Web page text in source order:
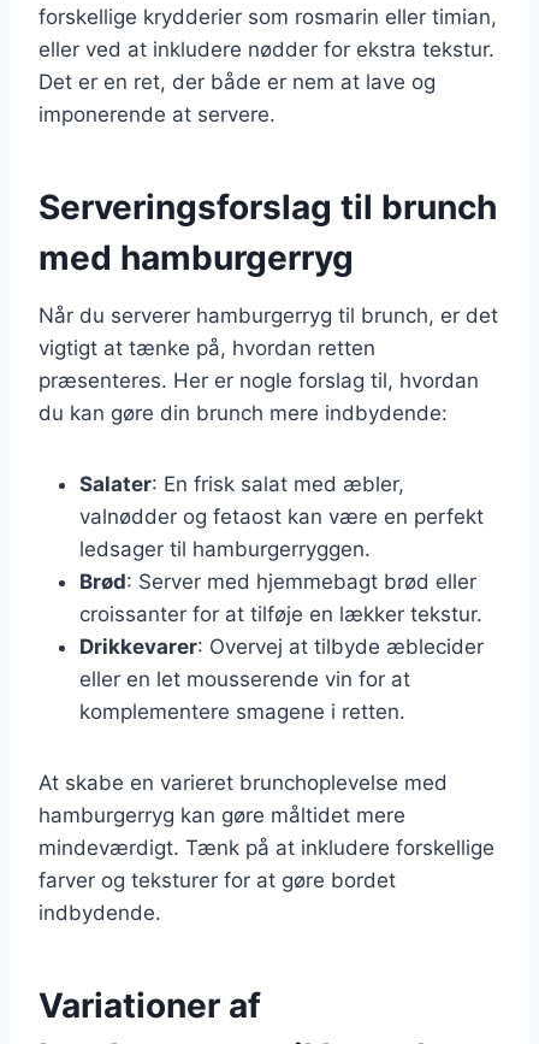
forskellige krydderier som rosmarin eller timian,
eller ved at inkludere nødder for ekstra tekstur.
Det er en ret, der både er nem at lave og
imponerende at servere.
Serveringsforslag til brunch
med hamburgerryg
Når du serverer hamburgerryg til brunch, er det
vigtigt at tænke på, hvordan retten
præsenteres. Her er nogle forslag til, hvordan
du kan gøre din brunch mere indbydende:
Salater: En frisk salat med æbler,
valnødder og fetaost kan være en perfekt
ledsager til hamburgerryggen.
Brød: Server med hjemmebagt brød eller
croissanter for at tilføje en lækker tekstur.
Drikkevarer: Overvej at tilbyde æblecider
eller en let mousserende vin for at
komplementere smagene i retten.
At skabe en varieret brunchoplevelse med
hamburgerryg kan gøre måltidet mere
mindeværdigt. Tænk på at inkludere forskellige
farver og teksturer for at gøre bordet
indbydende.
Variationer af